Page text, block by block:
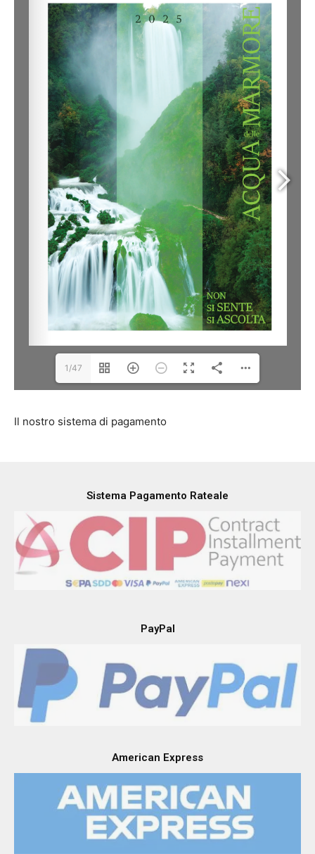
1/47
Il nostro sistema di pagamento
Sistema Pagamento Rateale
PayPal
American Express